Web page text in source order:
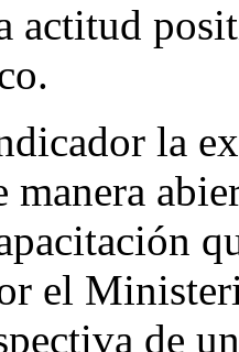
actitud
la
manera
el
de